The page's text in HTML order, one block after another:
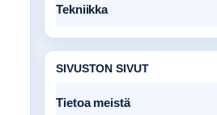
Tekniikka
SIVUSTON SIVUT
Tietoa meistä